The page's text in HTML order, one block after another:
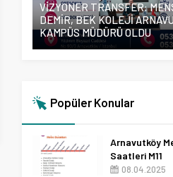
VİZYONER TRANSFER:
DEMİR, BEK KOLEJİ
KAMPÜS MÜDÜRÜ OLDU
Popüler Konular
Arnavutköy
Saatleri M11
08.04.2025